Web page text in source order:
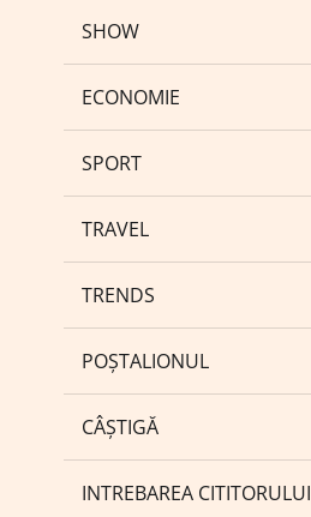
SHOW
ECONOMIE
SPORT
TRAVEL
TRENDS
POȘTALIONUL
CÂȘTIGĂ
INTREBAREA CITITORULUI